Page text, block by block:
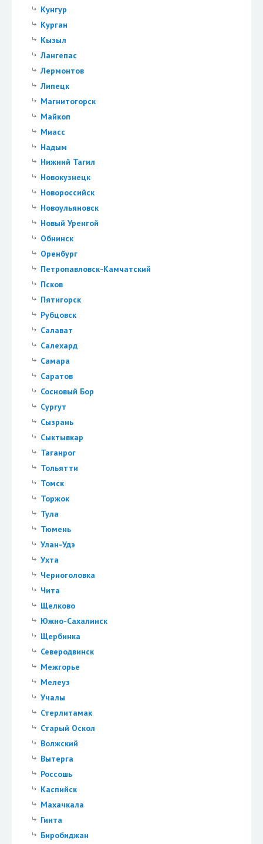
Кунгур
Курган
Кызыл
Лангепас
Лермонтов
Липецк
Магнитогорск
Майкоп
Миасс
Надым
Нижний Тагил
Новокузнецк
Новороссийск
Новоульяновск
Новый Уренгой
Обнинск
Оренбург
Петропавловск-Камчатский
Псков
Пятигорск
Рубцовск
Салават
Салехард
Самара
Саратов
Сосновый Бор
Сургут
Сызрань
Сыктывкар
Таганрог
Тольятти
Томск
Торжок
Тула
Тюмень
Улан-Удэ
Ухта
Черноголовка
Чита
Щелково
Южно-Сахалинск
Щербинка
Северодвинск
Межгорье
Мелеуз
Учалы
Стерлитамак
Старый Оскол
Волжский
Вытерга
Россошь
Каспийск
Махачкала
Гинта
Биробиджан